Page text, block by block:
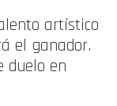
artístico
el ganador.
duelo en